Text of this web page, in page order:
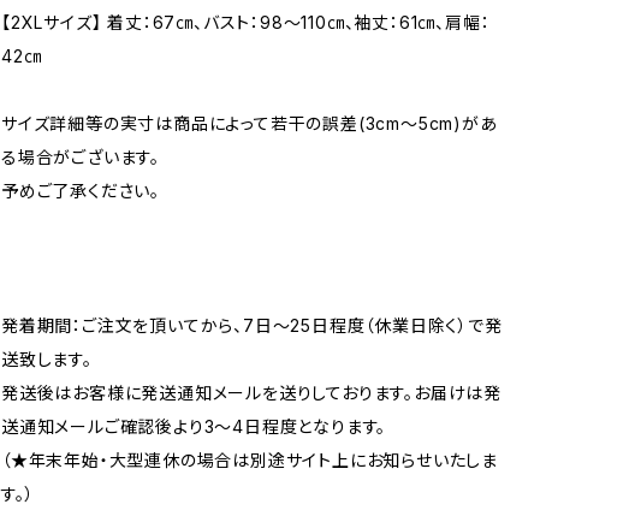
【2XLサイズ】 着丈：67㎝、バスト：98～110㎝、袖丈：61㎝、肩幅：
42㎝
サイズ詳細等の実寸は商品によって若干の誤差(3cm～5cm)があ
る場合がございます。
予めご了承ください。
発着期間：ご注文を頂いてから、7日～25日程度（休業日除く）で発
送致します。
発送後はお客様に発送通知メールを送りしております。お届けは発
送通知メールご確認後より3～4日程度となります。
（★年末年始・大型連休の場合は別途サイト上にお知らせいたしま
す。）